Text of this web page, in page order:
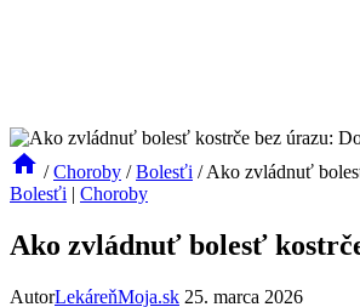
/ Choroby / Bolesťi / Ako zvládnuť
Bolesťi | Choroby
Ako zvládnuť bolesť
AutorLekáreňMoja.sk 25. marca 2026